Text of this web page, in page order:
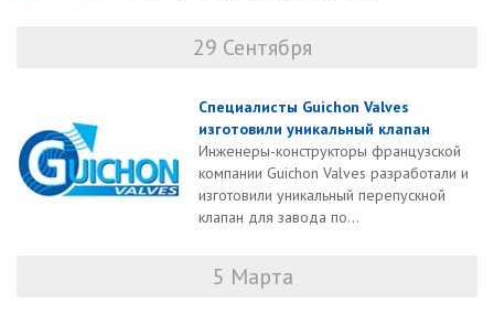
29 Сентября
Специалисты Guichon Valves
изготовили уникальный клапан
Инженеры-конструкторы французской
компании Guichon Valves разработали и
изготовили уникальный перепускной
клапан для завода по...
5 Марта